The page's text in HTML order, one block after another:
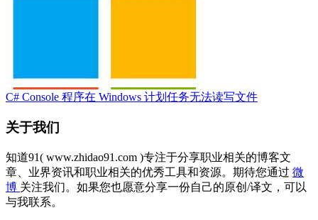
C# Console 程序在 Windows 计划任务无法读写文件
关于我们
知道91( www.zhidao91.com )专注于分享职业相关的博客文
章、业界资讯和职业相关的优秀工具和资源。期待您通过 微
博 关注我们。如果您也愿意分享一份自己的原创/译文，可以
与我联系。